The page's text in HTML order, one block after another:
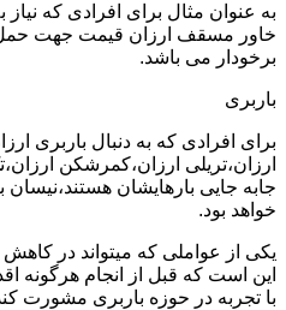
به عنوان مثال برای افرادی که
خاور مسقف ارزان قیمت جهت حمل
برخودار می باشد.
باربری
برای افرادی که به دنبال باربری
ارزان،تریلی ارزان،کمرشکن
جابه جایی بارهایشان هستند،نیسان
خواهد بود.
یکی از عواملی که میتواند در کاهش
این است که قبل از انجام هرگونه
با تجربه در حوزه باربری مشورت